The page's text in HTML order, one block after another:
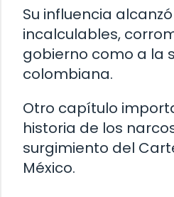
Su influencia
incalculables,
gobierno como a la
colombiana.
Otro capítulo
historia de los
surgimiento del
México.